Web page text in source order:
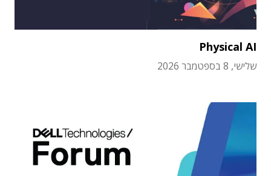
Physical AI
שלישי, 8 בספטמבר 2026